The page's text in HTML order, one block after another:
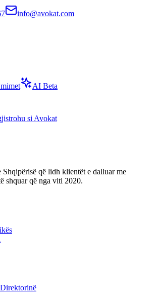
info@avokat.com
AI Beta
si Avokat
që lidh klientët e dalluar me
shquar që nga viti 2020.